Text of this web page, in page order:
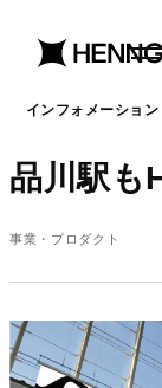
インフォメーション
品川駅も
事業・プロダクト